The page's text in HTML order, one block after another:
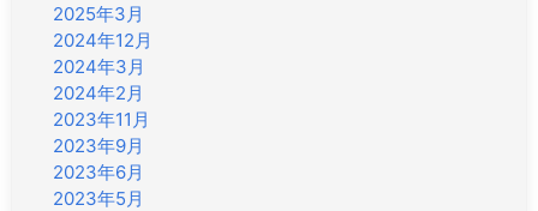
2025年3月
2024年12月
2024年3月
2024年2月
2023年11月
2023年9月
2023年6月
2023年5月